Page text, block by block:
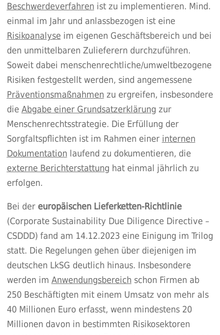
Beschwerdeverfahren ist zu implementieren. Mind.
einmal im Jahr und anlassbezogen ist eine
Risikoanalyse im eigenen Geschäftsbereich und bei
den unmittelbaren Zulieferern durchzuführen.
Soweit dabei menschenrechtliche/umweltbezogene
Risiken festgestellt werden, sind angemessene
Präventionsmaßnahmen zu ergreifen, insbesondere
die Abgabe einer Grundsatzerklärung zur
Menschenrechtsstrategie. Die Erfüllung der
Sorgfaltspflichten ist im Rahmen einer internen
Dokumentation laufend zu dokumentieren, die
externe Berichterstattung hat einmal jährlich zu
erfolgen.
Bei der europäischen Lieferketten-Richtlinie
(Corporate Sustainability Due Diligence Directive –
CSDDD) fand am 14.12.2023 eine Einigung im Trilog
statt. Die Regelungen gehen über diejenigen im
deutschen LkSG deutlich hinaus. Insbesondere
werden im Anwendungsbereich schon Firmen ab
250 Beschäftigten mit einem Umsatz von mehr als
40 Millionen Euro erfasst, wenn mindestens 20
Millionen davon in bestimmten Risikosektoren